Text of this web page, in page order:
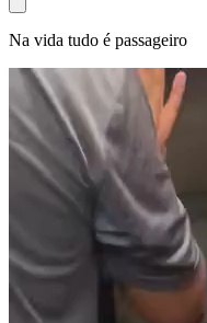
Na vida tudo é passageiro